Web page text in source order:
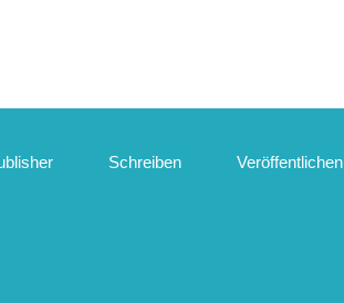
Schreiben Veröffentlichen